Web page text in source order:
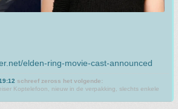
elden-ring-movie-cast-announced
schreef zeross het volgende:
Koptelefoon, nieuw in de verpakking, slechts enkele